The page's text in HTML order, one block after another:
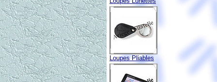
Loupes Pliables